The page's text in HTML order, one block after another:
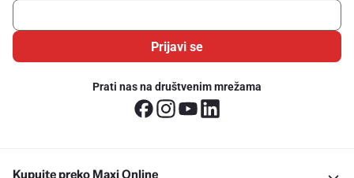
Prijavi se
Prati nas na društvenim mrežama
Kupujte preko Maxi Online